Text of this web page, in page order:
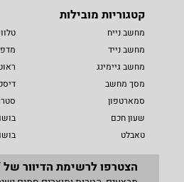
קטגוריות מובילות
מחשב נייח
מחשב נייד
מחשב גיימינג
מסך מחשב
סמארטפון
שעון חכם
טאבלט
הצטרפו לרשימת הדיוור של IVORY